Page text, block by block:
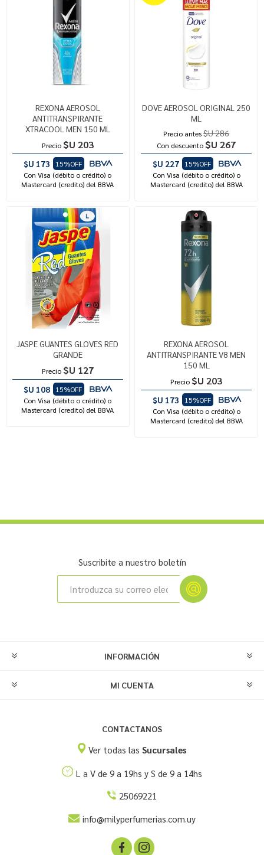
REXONA AEROSOL
ANTITRANSPIRANTE
XTRACOOL MEN 150 ML
Precio $U 203
$U 173
15%OFF
Con Visa (débito o crédito) o
Mastercard (credito) del BBVA
DOVE AEROSOL ORIGINAL 250
ML
Precio antes$U 286
Con descuento $U 267
$U 227
15%OFF
Con Visa (débito o crédito) o
Mastercard (credito) del BBVA
JASPE GUANTES GLOVES RED
GRANDE
Precio $U 127
$U 108
15%OFF
Con Visa (débito o crédito) o
Mastercard (credito) del BBVA
REXONA AEROSOL
ANTITRANSPIRANTE V8 MEN
150 ML
Precio $U 203
$U 173
15%OFF
Con Visa (débito o crédito) o
Mastercard (credito) del BBVA
Suscribite a nuestro boletín
INFORMACIÓN
MI CUENTA
CONTACTANOS
Ver todas las Sucursales
L a V de 9 a 19hs y S de 9 a 14hs
25069221
info@milyperfumerias.com.uy